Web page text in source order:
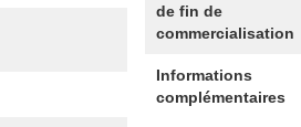
de fin de
commercialisation
Informations
complémentaires